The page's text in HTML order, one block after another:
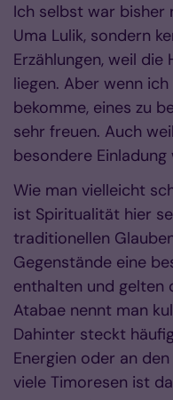
Ich selbst war bisher
Uma Lulik, sondern
Erzählungen, weil
liegen. Aber wenn
bekomme, eines zu
sehr freuen. Auch
besondere Einladung
Wie man vielleicht
ist Spiritualität hier
traditionellen
Gegenstände eine
enthalten und gelten
Atabae nennt man
Dahinter steckt
Energien oder an
viele Timoresen ist